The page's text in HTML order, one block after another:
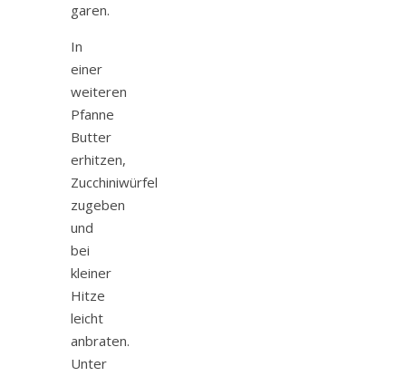
garen.
In
einer
weiteren
Pfanne
Butter
erhitzen,
Zucchiniwürfel
zugeben
und
bei
kleiner
Hitze
leicht
anbraten.
Unter